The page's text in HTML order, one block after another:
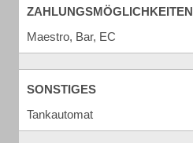
ZAHLUNGSMÖGLICHKEITEN
Maestro, Bar, EC
SONSTIGES
Tankautomat